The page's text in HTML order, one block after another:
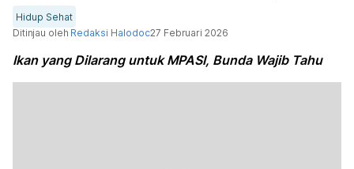
Hidup Sehat
Ditinjau oleh Redaksi Halodoc27 Februari 2026
Ikan yang Dilarang untuk MPASI, Bunda Wajib Tahu